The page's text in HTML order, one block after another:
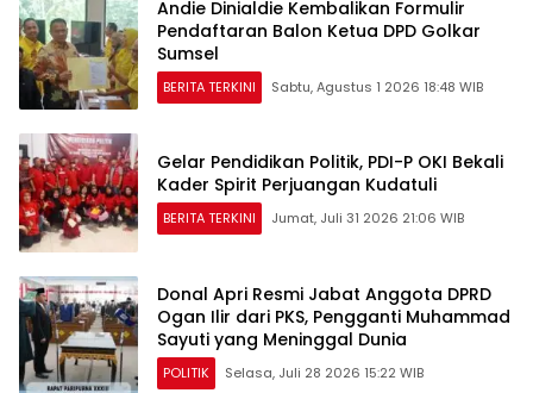
Andie Dinialdie Kembalikan Formulir
Pendaftaran Balon Ketua DPD Golkar
Sumsel
BERITA TERKINI Sabtu, Agustus 1 2026 18:48 WIB
Gelar Pendidikan Politik, PDI-P OKI Bekali
Kader Spirit Perjuangan Kudatuli
BERITA TERKINI Jumat, Juli 31 2026 21:06 WIB
Donal Apri Resmi Jabat Anggota DPRD
Ogan Ilir dari PKS, Pengganti Muhammad
Sayuti yang Meninggal Dunia
POLITIK Selasa, Juli 28 2026 15:22 WIB